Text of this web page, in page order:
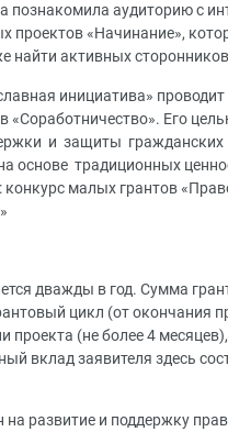
аудиторию с
проектов «Начинание»,
найти активных
инициатива»
«Соработничество». Его
и защиты
основе традиционных
малых грантов
дважды в год. Сумма
цикл (от окончания
проекта (не более 4
вклад заявителя здесь
развитие и поддержку